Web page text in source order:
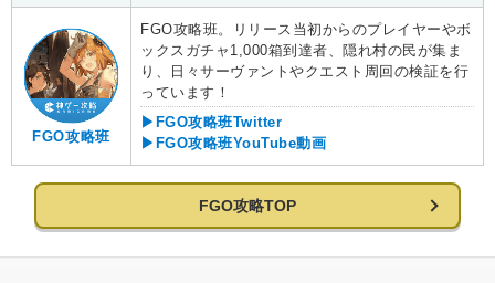
FGO攻略班
FGO攻略班。リリース当初からのプレイヤーやボ
ックスガチャ1,000箱到達者、隠れ村の民が集ま
り、日々サーヴァントやクエスト周回の検証を行
っています！
▶FGO攻略班Twitter
▶FGO攻略班YouTube動画
FGO攻略TOP